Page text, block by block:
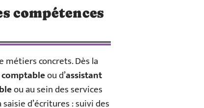
compétences
métiers concrets. Dès la
ou d’assistant
ou au sein des services
d’écritures : suivi des